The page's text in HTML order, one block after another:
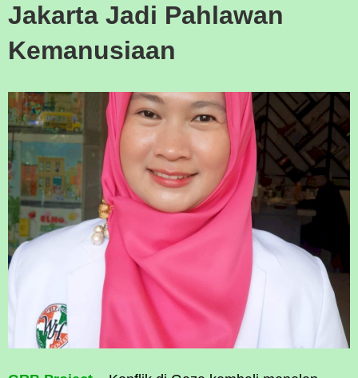
Jakarta Jadi Pahlawan
Kemanusiaan